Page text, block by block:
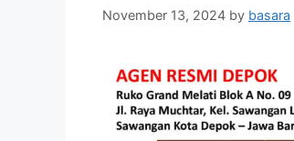
November 13, 2024 by basara